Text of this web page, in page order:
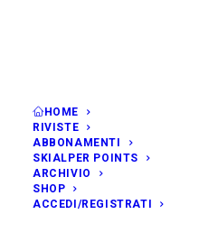
HOME
RIVISTE
ABBONAMENTI
SKIALPER POINTS
ARCHIVIO
SHOP
ACCEDI/REGISTRATI
NOVEMBRE, 2019
DOM
03 BERGTRAIL